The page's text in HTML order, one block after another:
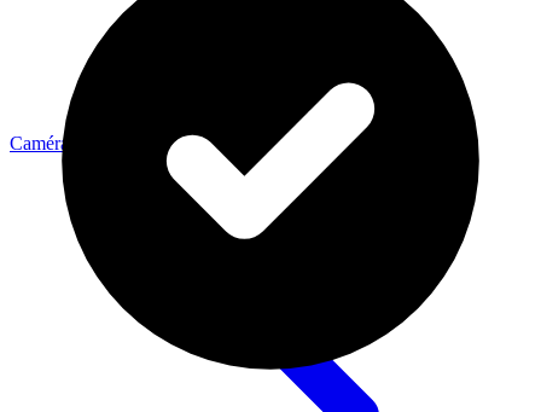
Caméras Cinéma